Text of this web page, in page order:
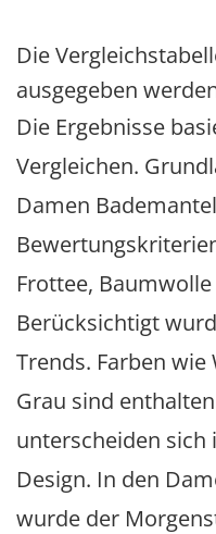
Die
ausgegeben
Die Ergebnisse
Vergleichen.
Damen
Frottee,
Berücksichtigt
Trends. Farben wie
Grau sind
unterscheiden sich
Design. In den
wurde der